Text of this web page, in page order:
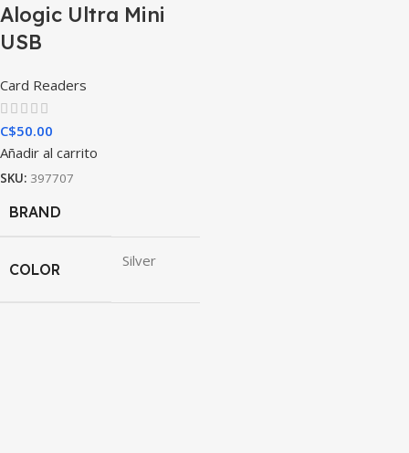
Alogic Ultra Mini
USB
Card Readers
C$50.00
Añadir al carrito
SKU: 397707
BRAND
COLOR Silver